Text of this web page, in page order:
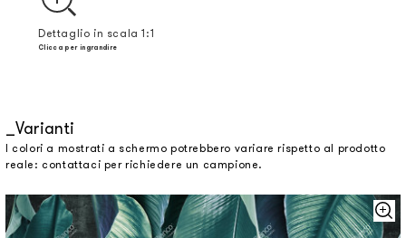
Dettaglio in scala 1:1
Clicca per ingrandire
Varianti
I colori a mostrati a schermo potrebbero variare rispetto al prodotto
reale: contattaci per richiedere un campione.